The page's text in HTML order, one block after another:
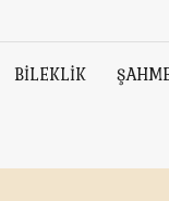
BİLEKLİK